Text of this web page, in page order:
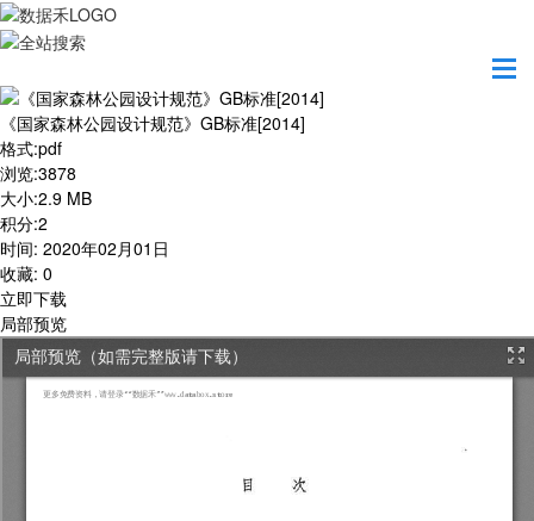
《国家森林公园设计规范》GB标准[2014]
格式:pdf
浏览:3878
大小:2.9 MB
积分:2
时间: 2020年02月01日
收藏: 0
立即下载
局部预览